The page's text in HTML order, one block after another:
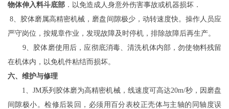
物体伸入料斗底部 ．以免造成人身意外伤害事故或机器损坏．
8、胶体磨属高精密机械，磨盘间隙极少，动转速度快。操作人员应
严守岗位，按规章作业，发现故障及时停机，排除故障后再生产。
9、胶体磨使用后，应彻底消毒、清洗机体内部，勿使物料残留
在机体内，以免机件粘结而损坏。
六、维护与修理
1、JM系列胶体磨为高精密机械，线速度可高达20m/秒，因磨盘
间隙极小。检修后装回，必须用百分表校正壳体与主轴的同轴度误